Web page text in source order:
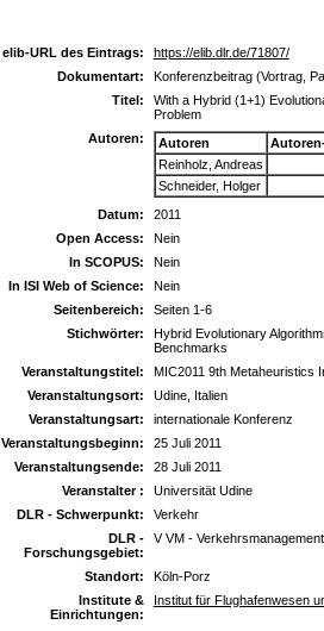
elib-URL des Eintrags:
https://elib.dlr.de/71807/
Dokumentart:
Konferenzbeitrag (Vortrag,
Titel:
With a Hybrid (1+1)
Problem
Autoren:
Autoren
Reinholz, Andreas
Schneider, Holger
Datum:
2011
Open Access:
Nein
In SCOPUS:
Nein
In ISI Web of Science:
Nein
Seitenbereich:
Seiten 1-6
Stichwörter:
Hybrid Evolutionary
Benchmarks
Veranstaltungstitel:
MIC2011 9th Metaheuristics
Veranstaltungsort:
Udine, Italien
Veranstaltungsart:
internationale Konferenz
Veranstaltungsbeginn:
25 Juli 2011
Veranstaltungsende:
28 Juli 2011
Veranstalter :
Universität Udine
DLR - Schwerpunkt:
Verkehr
DLR -
Forschungsgebiet:
V VM - Verkehrsmanagement
Standort:
Köln-Porz
Institute &
Einrichtungen:
Institut für Flughafenwesen